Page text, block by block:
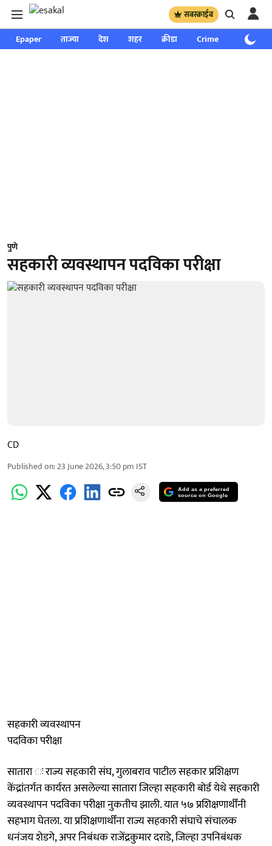
सबस्क्राईब
Epaper ताज्या देश शहर क्रीडा Crime साप्ताहिक
पुणे
सहकारी व्यवस्थापन पदविका परीक्षा
CD
Published on:23 June 2026, 3:50 pm IST
Add as a preferred
source on Google
सहकारी व्यवस्थापन
पदविका परीक्षा
सातारा ः राज्य सहकारी संघ, गुलाबराव पाटील सहकार प्रशिक्षण
केंद्रांतर्गत कार्यरत असलेल्या सातारा जिल्हा सहकारी बोर्ड येथे सहकारी
व्यवस्थापन पदविका परीक्षा नुकतीच झाली. यात ५७ प्रशिक्षणार्थींनी
सहभाग घेतला. या प्रशिक्षणार्थींना राज्य सहकारी संघाचे संचालक
धनंजय शेडगे, अपर निबंधक राजेंद्रकुमार दराडे, जिल्हा उपनिबंधक